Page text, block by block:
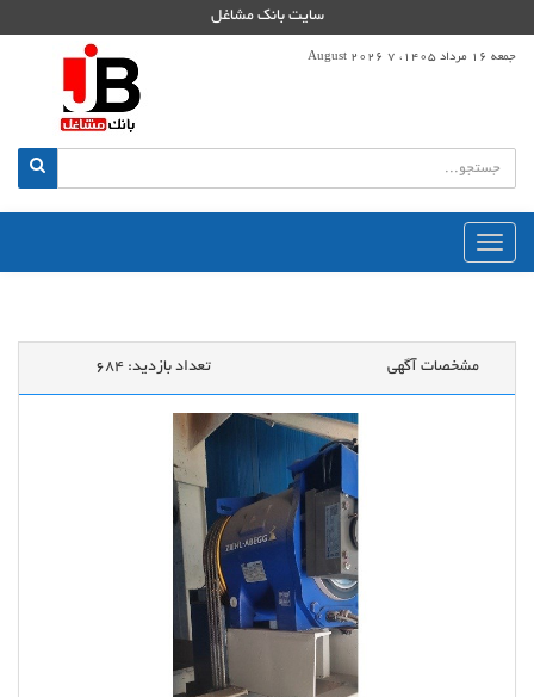
سایت بانک مشاغل
جمعه 16 مرداد 1405، 7 August 2026
منوی
اصلی
مشخصات آگهی تعداد بازدید: 684